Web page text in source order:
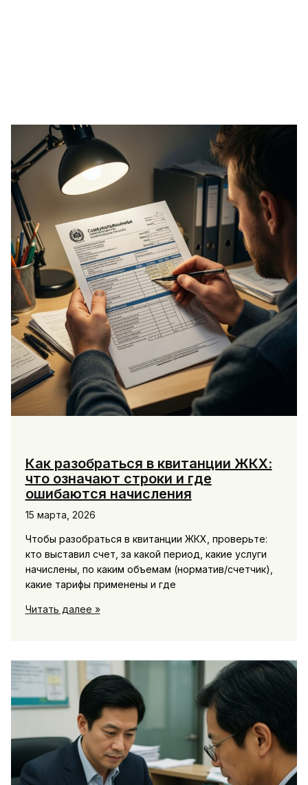
Как разобраться в квитанции ЖКХ:
что означают строки и где
ошибаются начисления
15 марта, 2026
Чтобы разобраться в квитанции ЖКХ, проверьте:
кто выставил счет, за какой период, какие услуги
начислены, по каким объемам (норматив/счетчик),
какие тарифы применены и где
Как
ЖКХ:
что
означают
строки
где
ошибаются
начисления
Читать далее »